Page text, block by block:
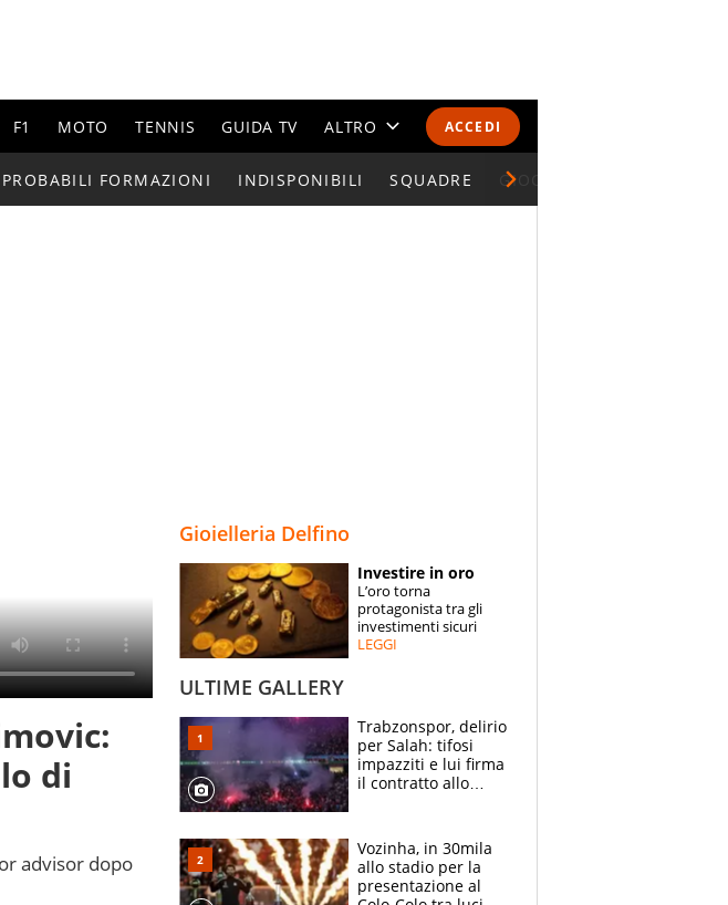
ACCEDI
F1 MOTO TENNIS GUIDA TV ALTRO
CALENDARI E CLASSIFICHE
ESPERTI
CONTATTI
PROBABILI FORMAZIONI INDISPONIBILI SQUADRE GIOCATORI SERIE A
di
advisor dopo
Gioielleria Delfino
Investire in oro
L’oro torna
protagonista tra gli
investimenti sicuri
LEGGI
ULTIME GALLERY
Trabzonspor, delirio
per Salah: tifosi
impazziti e lui firma
il contratto allo
Vozinha, in 30mila
allo stadio per la
presentazione al